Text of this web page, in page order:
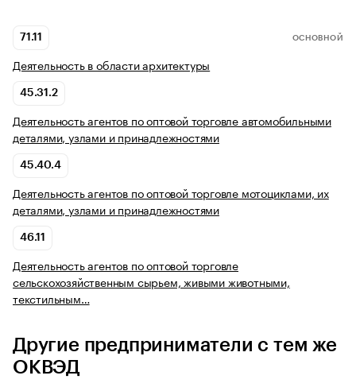
71.11 ОСНОВНОЙ
Деятельность в области архитектуры
45.31.2
Деятельность агентов по оптовой торговле автомобильными
деталями, узлами и принадлежностями
45.40.4
Деятельность агентов по оптовой торговле мотоциклами, их
деталями, узлами и принадлежностями
46.11
Деятельность агентов по оптовой торговле
сельскохозяйственным сырьем, живыми животными,
текстильным…
Другие предприниматели с тем же
ОКВЭД